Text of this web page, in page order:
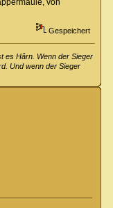
Gespeichert
es Hârn. Wenn der Sieger
Und wenn der Sieger